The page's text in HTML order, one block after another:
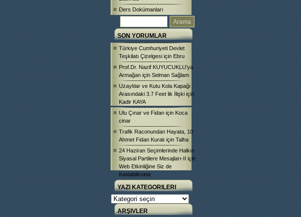
Ders Dokümanları
SON YORUMLAR
Türkiye Cumhuriyeti Devlet
Teşkilatı Çizelgesi için Ebru
Prof.Dr. Nazif KUYUCUKLU’ya
Armağan için Selman Sağlam
Uzaylılar ve Kutu Kola Kapağı
Arasındaki 3.7 Feet lik İlişki için
Kadir KAYA
Ulu Çınar ve Fidan için Koca
cinar
Trafik Raconundan Hayata, 10
Ahmet Fidan Kuralı için Talha
24 Haziran Seçimlerinde Halkın
Siyasal Partilere Mesajları-II için
Web Etkinliğine Siz de
Katılabilirsiniz
YAZI KATEGORILERI
Yazı
Kategorileri
ARŞIVLER